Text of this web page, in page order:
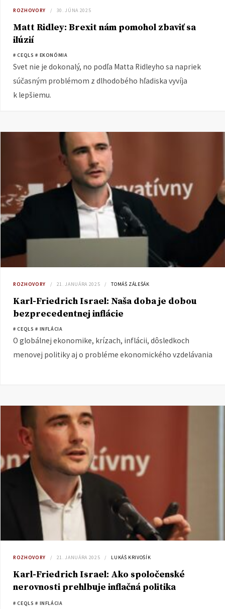
ROZHOVORY 30. JÚNA 2025
Matt Ridley: Brexit nám pomohol zbaviť sa
ilúzií
# CEQLS # EKONÓMIA
Svet nie je dokonalý, no podľa Matta Ridleyho sa napriek
súčasným problémom z dlhodobého hľadiska vyvíja
k lepšiemu.
ROZHOVORY 21. JANUÁRA 2025 TOMÁŠ ZÁLEŠÁK
Karl-Friedrich Israel: Naša doba je dobou
bezprecedentnej inflácie
# CEQLS # INFLÁCIA
O globálnej ekonomike, krízach, inflácii, dôsledkoch
menovej politiky aj o probléme ekonomického vzdelávania
ROZHOVORY 21. JANUÁRA 2025 LUKÁŠ KRIVOŠÍK
Karl-Friedrich Israel: Ako spoločenské
nerovnosti prehlbuje inflačná politika
centrálnych bánk
# CEQLS # INFLÁCIA